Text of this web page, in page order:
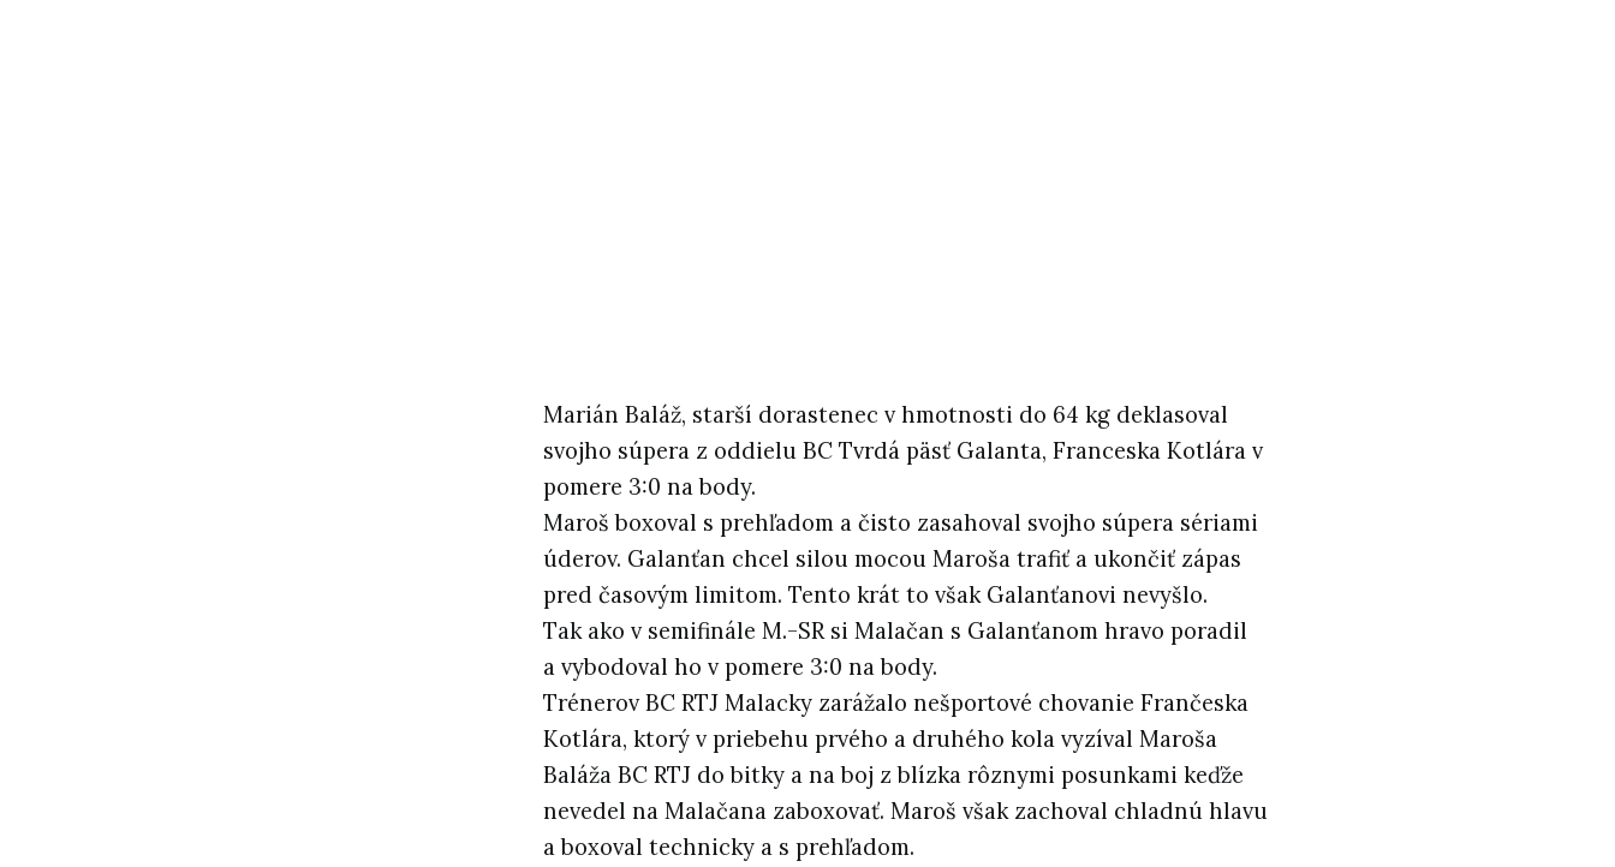
Marián Baláž, starší dorastenec v hmotnosti do 64 kg deklasoval
svojho súpera z oddielu BC Tvrdá päsť Galanta, Franceska Kotlára v
pomere 3:0 na body.
Maroš boxoval s prehľadom a čisto zasahoval svojho súpera sériami
úderov. Galanťan chcel silou mocou Maroša trafiť a ukončiť zápas
pred časovým limitom. Tento krát to však Galanťanovi nevyšlo.
Tak ako v semifinále M.-SR si Malačan s Galanťanom hravo poradil
a vybodoval ho v pomere 3:0 na body.
Trénerov BC RTJ Malacky zarážalo nešportové chovanie Frančeska
Kotlára, ktorý v priebehu prvého a druhého kola vyzíval Maroša
Baláža BC RTJ do bitky a na boj z blízka rôznymi posunkami keďže
nevedel na Malačana zaboxovať. Maroš však zachoval chladnú hlavu
a boxoval technicky a s prehľadom.